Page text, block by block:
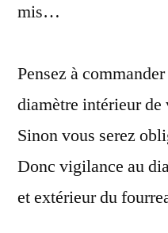
mis…
Pensez à
diamètre intérieur
Sinon vous serez
Donc vigilance au
et extérieur du